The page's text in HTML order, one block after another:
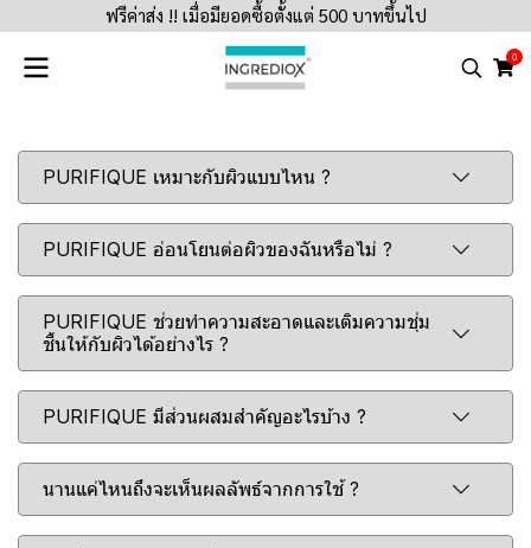
ฟรีค่าส่ง !! เมื่อมียอดซื้อตั้งแต่ 500 บาทขึ้นไป
0
PURIFIQUE เหมาะกับผิวแบบไหน ?
PURIFIQUE อ่อนโยนต่อผิวของฉันหรือไม่ ?
PURIFIQUE ช่วยทำความสะอาดและเติมความชุ่ม
ชื้นให้กับผิวได้อย่างไร ?
PURIFIQUE มีส่วนผสมสำคัญอะไรบ้าง ?
นานแค่ไหนถึงจะเห็นผลลัพธ์จากการใช้ ?